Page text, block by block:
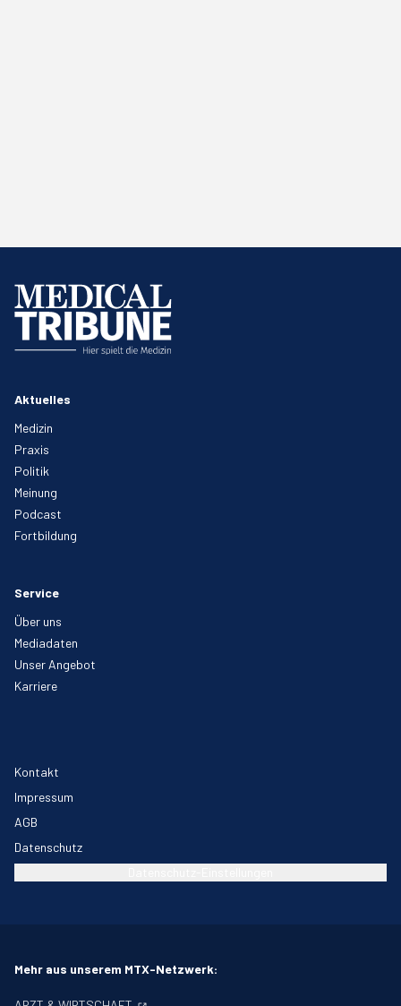
Aktuelles
Medizin
Praxis
Politik
Meinung
Podcast
Fortbildung
Service
Über uns
Mediadaten
Unser Angebot
Karriere
Kontakt
Impressum
AGB
Datenschutz
Mehr aus unserem MTX-Netzwerk: